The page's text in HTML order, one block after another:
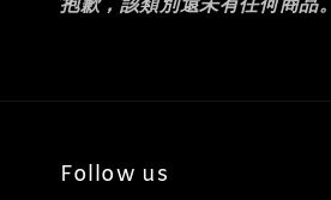
抱歉，該類別還未有任何商品。
Follow us